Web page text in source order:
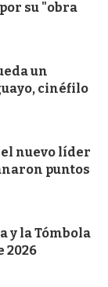
su "obra
un
cinéfilo
nuevo líder
puntos
y la Tómbola
2026